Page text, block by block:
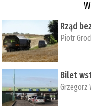
Rząd
Piotr
Bilet
Grzegorz